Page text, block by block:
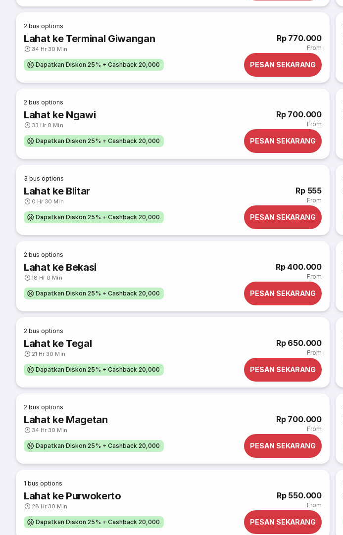
2 bus options
Lahat ke Terminal Giwangan
34 Hr 30 Min
Rp 770.000
From
Dapatkan Diskon 25% + Cashback 20,000 PESAN SEKARANG
2 bus options
Lahat ke Ngawi
33 Hr 0 Min
Rp 700.000
From
Dapatkan Diskon 25% + Cashback 20,000 PESAN SEKARANG
3 bus options
Lahat ke Blitar
0 Hr 30 Min
Rp 555
From
Dapatkan Diskon 25% + Cashback 20,000 PESAN SEKARANG
2 bus options
Lahat ke Bekasi
18 Hr 0 Min
Rp 400.000
From
Dapatkan Diskon 25% + Cashback 20,000 PESAN SEKARANG
2 bus options
Lahat ke Tegal
21 Hr 30 Min
Rp 650.000
From
Dapatkan Diskon 25% + Cashback 20,000 PESAN SEKARANG
2 bus options
Lahat ke Magetan
34 Hr 30 Min
Rp 700.000
From
Dapatkan Diskon 25% + Cashback 20,000 PESAN SEKARANG
1 bus options
Lahat ke Purwokerto
28 Hr 30 Min
Rp 550.000
From
Dapatkan Diskon 25% + Cashback 20,000 PESAN SEKARANG